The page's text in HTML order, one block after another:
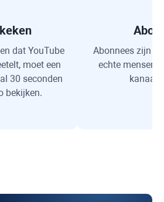
dat YouTube
moet een
30 seconden
bekijken.
Abonnees zijn
echte mensen
kanaal